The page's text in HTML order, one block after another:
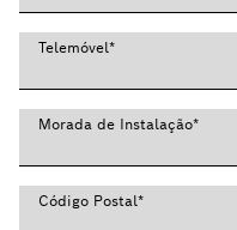
Telemóvel*
Morada de Instalação*
Código Postal*